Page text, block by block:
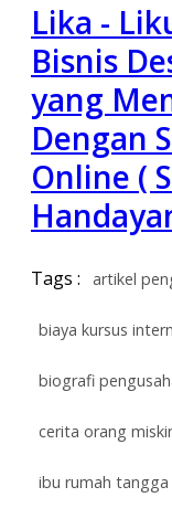
Lika -
Bisnis
yang
Dengan
Online (
Tags : artikel
biaya kursus
biografi
cerita orang
ibu rumah tangga